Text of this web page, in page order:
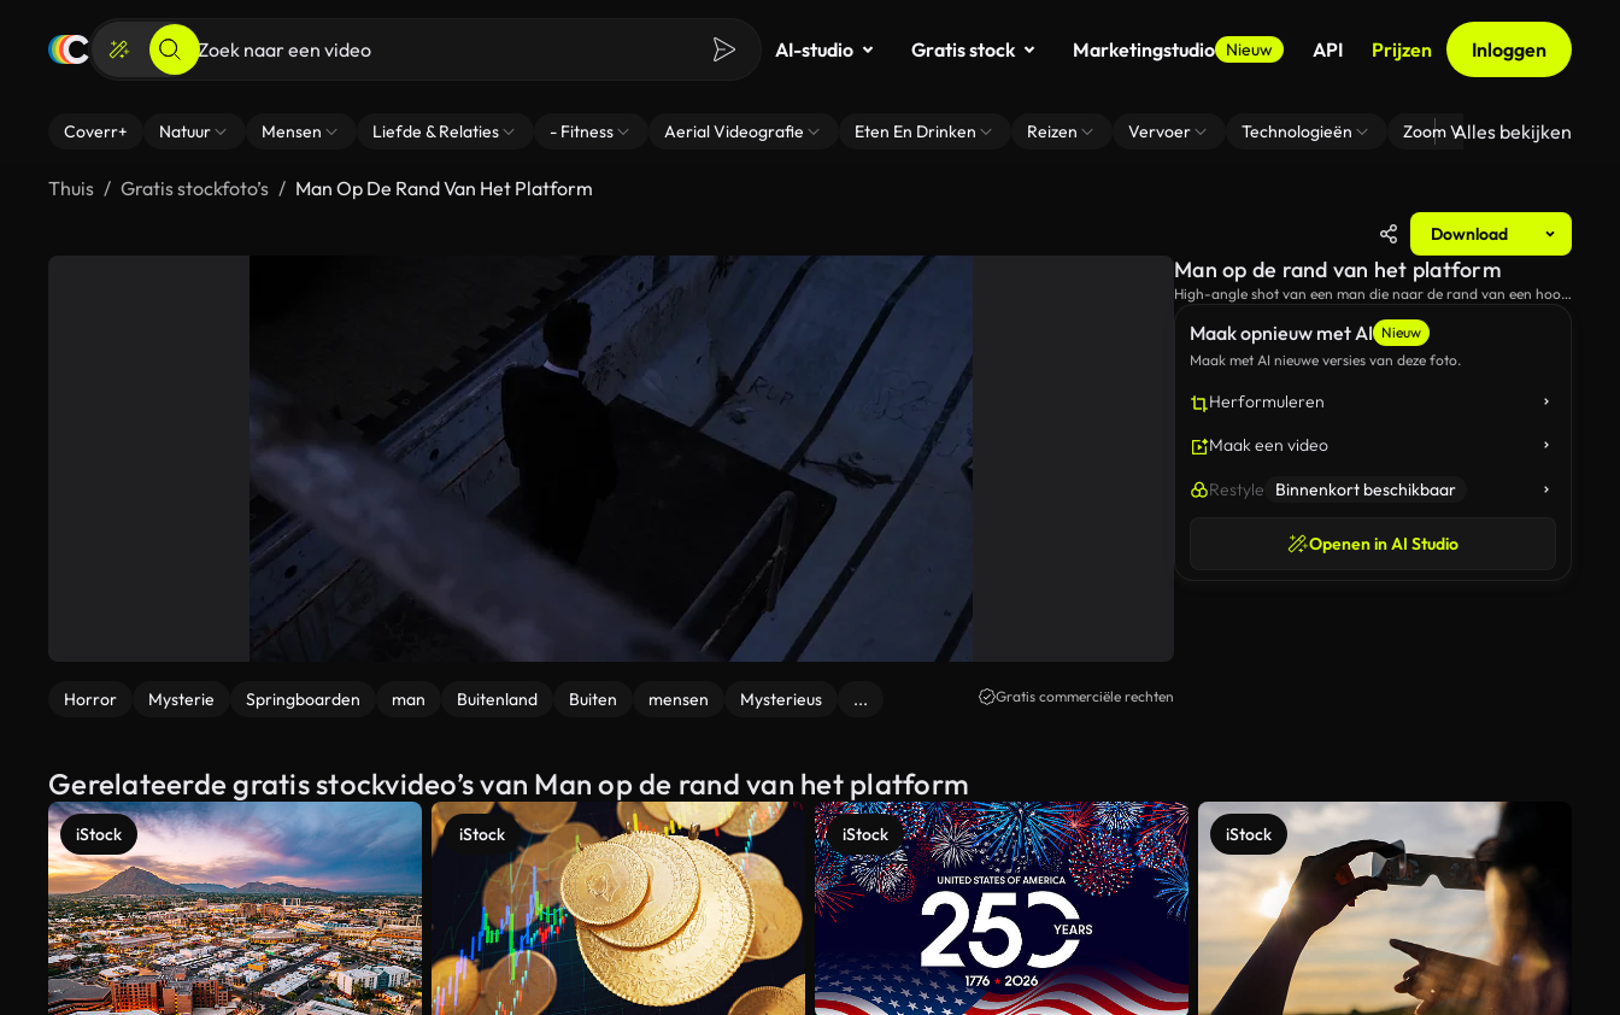
AI-studio Gratis stock Marketingstudio Nieuw API Prijzen Inloggen
Coverr+ Natuur Mensen Liefde & Relaties - Fitness Aerial Videografie Eten En Drinken Reizen Vervoer Technologieën Zoom Virtuele
Alles bekijken
Thuis Gratis stockfoto’s Man Op De Rand Van Het Platform
Download
Horror Mysterie Springboarden man Buitenland Buiten mensen Mysterieus ... Gratis commerciële rechten
Maak opnieuw met AI Nieuw
Maak met AI nieuwe versies van deze foto.
Herformuleren
Maak een video
Restyle Binnenkort beschikbaar
Openen in AI Studio
Man op de rand van het platform
High-angle shot van een man die naar de rand van een hoog
Gerelateerde gratis stockvideo’s van Man op de rand van het platform
iStock iStock iStock iStock